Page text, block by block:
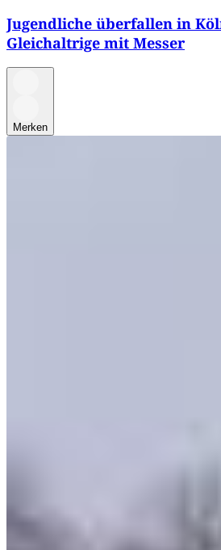
Jugendliche überfallen in
Gleichaltrige mit Messer
Merken